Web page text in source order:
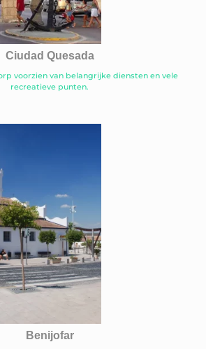
Ciudad Quesada
voorzien van belangrijke diensten en vele
recreatieve punten.
Benijofar